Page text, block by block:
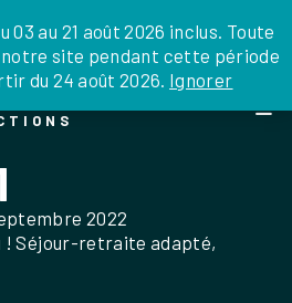
03 au 21 août 2026 inclus. Toute
notre site pendant cette période
du 24 août 2026. Ignorer
SOUTENIR
DEPUIS LA FRANCE
L’INTERNATIONAL
TANT QU’ORGANISATION
LIBÉRALITÉS
0 ARTICLE
2022
! Séjour-retraite adapté,